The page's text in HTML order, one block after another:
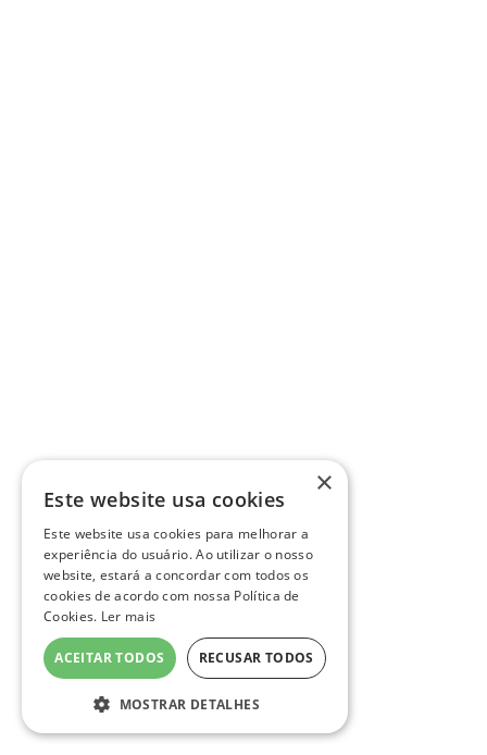
×
Este website usa cookies
Este website usa cookies para melhorar a
experiência do usuário. Ao utilizar o nosso
website, estará a concordar com todos os
cookies de acordo com nossa Política de
Cookies. Ler mais
ACEITAR TODOS RECUSAR TODOS
MOSTRAR DETALHES